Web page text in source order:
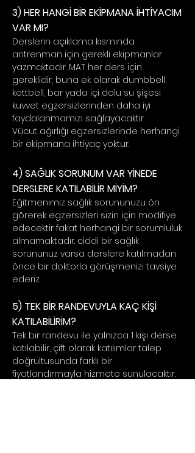
3) HER HANGİ BİR EKİPMANA İHTİYACIM
VAR MI?
Derslerin açıklama kısmında
antrenman için gerekli ekipmanlar
yazmaktadır. MAT her ders için
gereklidir, buna ek olarak dumbbell,
kettbell, bar yada içi dolu su şişesi
kuvvet egzersizlerinden daha iyi
faydalanmamızı sağlayacaktır.
Vücut ağırlığı egzersizlerinde herhangi
bir ekipmana ihtiyaç yoktur.
4) SAĞLIK SORUNUM VAR YİNEDE
DERSLERE KATILABİLİR MİYİM?
Eğitmenimiz sağlık sorununuzu ön
görerek egzersizleri sizin için modifiye
edecektir fakat herhangi bir sorumluluk
almamaktadır. ciddi bir sağlık
sorununuz varsa derslere katılmadan
önce bir doktorla görüşmenizi tavsiye
ederiz.
5) TEK BİR RANDEVUYLA KAÇ KİŞİ
KATILABİLİRİM?
Tek bir randevu ile yalnızca 1 kişi derse
katılabilir, çift olarak katılımlar talep
doğrultusunda farklı bir
fiyatlandırmayla hizmete sunulacaktır.